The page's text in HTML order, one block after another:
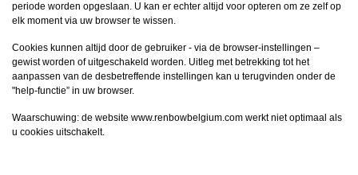
periode worden opgeslaan. U kan er echter altijd voor opteren om ze zelf op
elk moment via uw browser te wissen.
Cookies kunnen altijd door de gebruiker - via de browser-instellingen –
gewist worden of uitgeschakeld worden. Uitleg met betrekking tot het
aanpassen van de desbetreffende instellingen kan u terugvinden onder de
"help-functie” in uw browser.
Waarschuwing: de website www.renbowbelgium.com werkt niet optimaal als
u cookies uitschakelt.